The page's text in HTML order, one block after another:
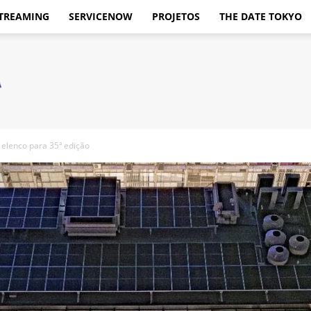
SERVICENOW PROJETOS THE DATE TOKYO
para 35ª edição